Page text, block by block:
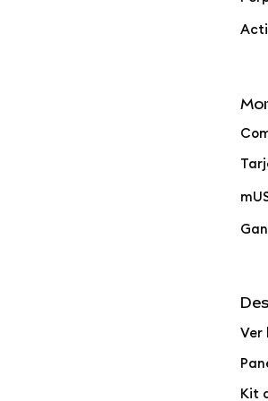
Ver
Kit